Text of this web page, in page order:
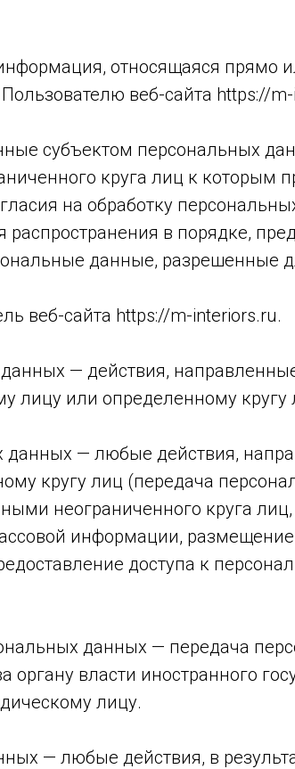
относящаяся прямо
веб-сайта https://
субъектом персональных
круга лиц к которым
на обработку
в порядке,
данные, разрешенные
веб-сайта https://m-interiors.ru.
— действия,
лицу или определенному кругу
данных — любые действия,
кругу лиц (передача
неограниченного круга
информации,
доступа к
данных — передача
органу власти иностранного
лицу.
— любые действия, в